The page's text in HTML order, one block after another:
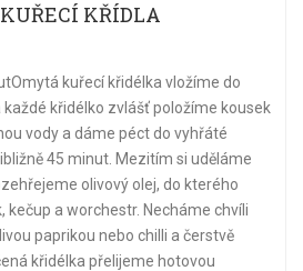
KŘÍDLA
kuřecí křidélka vložíme do
každé křidélko zvlášť položíme kousek
vody a dáme péct do vyhřáté
45 minut. Mezitím si uděláme
olivový olej, do kterého
kečup a worchestr. Necháme chvíli
paprikou nebo chilli a čerstvě
křidélka přelijeme hotovou